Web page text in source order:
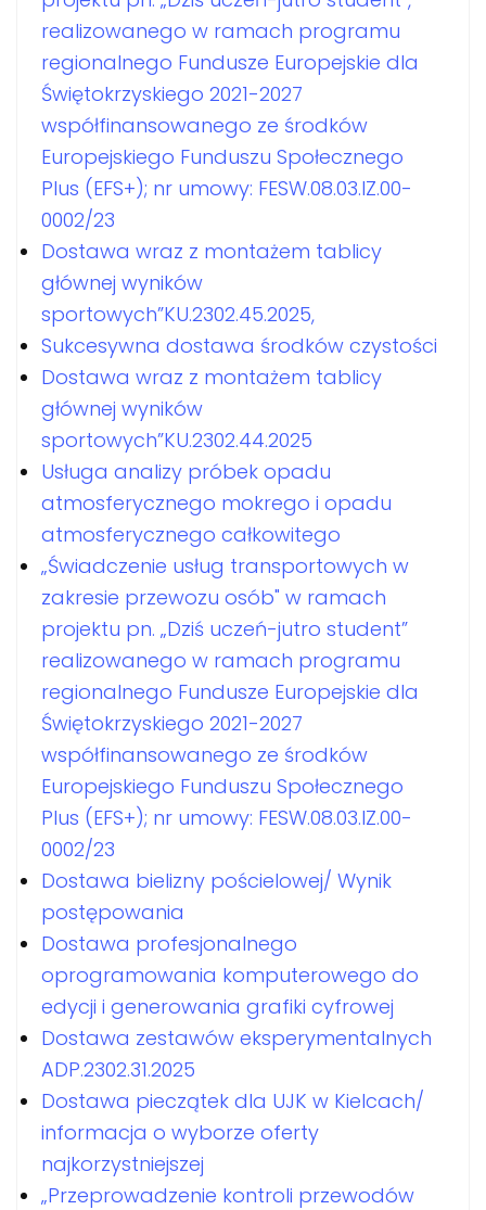
realizowanego w ramach programu
regionalnego Fundusze Europejskie dla
Świętokrzyskiego 2021-2027
współfinansowanego ze środków
Europejskiego Funduszu Społecznego
Plus (EFS+); nr umowy: FESW.08.03.IZ.00-
0002/23
Dostawa wraz z montażem tablicy
głównej wyników
sportowych”KU.2302.45.2025,
Sukcesywna dostawa środków czystości
Dostawa wraz z montażem tablicy
głównej wyników
sportowych”KU.2302.44.2025
Usługa analizy próbek opadu
atmosferycznego mokrego i opadu
atmosferycznego całkowitego
„Świadczenie usług transportowych w
zakresie przewozu osób" w ramach
projektu pn. „Dziś uczeń-jutro student”
realizowanego w ramach programu
regionalnego Fundusze Europejskie dla
Świętokrzyskiego 2021-2027
współfinansowanego ze środków
Europejskiego Funduszu Społecznego
Plus (EFS+); nr umowy: FESW.08.03.IZ.00-
0002/23
Dostawa bielizny pościelowej/ Wynik
postępowania
Dostawa profesjonalnego
oprogramowania komputerowego do
edycji i generowania grafiki cyfrowej
Dostawa zestawów eksperymentalnych
ADP.2302.31.2025
Dostawa pieczątek dla UJK w Kielcach/
informacja o wyborze oferty
najkorzystniejszej
„Przeprowadzenie kontroli przewodów